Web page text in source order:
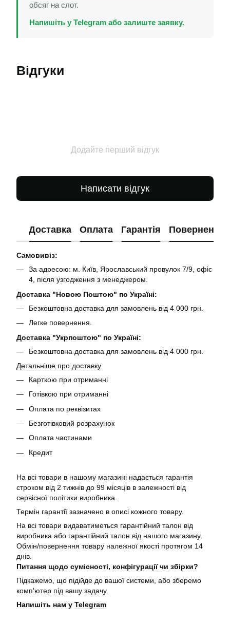
обсяг на слот.
Напишіть у Telegram або залиште заявку.
Відгуки
Додайте перший відгук
Написати відгук
Доставка Оплата Гарантія Повернення
Самовивіз:
За адресою: м. Київ, Ярославський провулок 7/9, офіс
4, після узгодження з менеджером.
Доставка "Новою Поштою" по Україні:
Безкоштовна доставка для замовлень від 4 000 грн.
Легке повернення.
Доставка "Укрпоштою" по Україні:
Безкоштовна доставка для замовлень від 4 000 грн.
Детальніше про доставку
Карткою при отриманні
Готівкою при отриманні
Оплата по реквізитах
Безготівковий розрахунок
Оплата частинами
Кредит
На всі товари в нашому магазині надається гарантія
строком від 2 тижнів до 99 місяців в залежності від
сервісної політики виробника.
Термін гарантії зазначено в описі кожного товару.
На всі товари видаватиметься гарантійний талон від
виробника або гарантійний талон від нашого магазину.
Обмін/повернення товару належної якості протягом 14
днів.
Питання щодо сумісності, конфігурації чи збірки?
Підкажемо, що підійде до вашої системи, або зберемо
комп'ютер під вашу задачу.
Напишіть нам у Telegram